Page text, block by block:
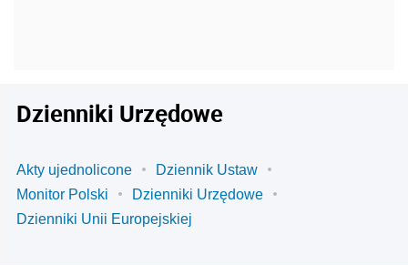
Dzienniki Urzędowe
Akty ujednolicone
Dziennik Ustaw
Monitor Polski
Dzienniki Urzędowe
Dzienniki Unii Europejskiej